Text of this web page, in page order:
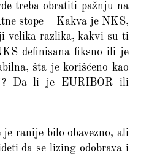
treba obratiti pažnju na
stope – Kakva je NKS,
velika razlika, kakvi su ti
definisana fiksno ili je
šta je korišćeno kao
Da li je EURIBOR ili
je ranije bilo obavezno, ali
da se lizing odobrava i